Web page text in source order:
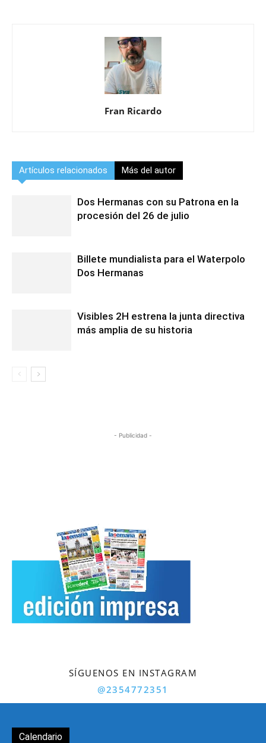
Fran Ricardo
Artículos relacionados Más del autor
Dos Hermanas con su Patrona en la
procesión del 26 de julio
Billete mundialista para el Waterpolo
Dos Hermanas
Visibles 2H estrena la junta directiva
más amplia de su historia
- Publicidad -
SÍGUENOS EN INSTAGRAM
@2354772351
Calendario